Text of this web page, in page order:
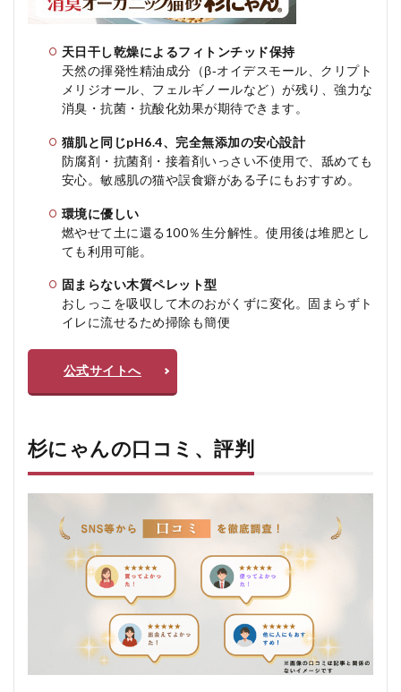
期購
入の
価格
（税
込・
送料
込）
3.4
別商
品・
限定
商品
3.5
🎯 お
すす
方
3.6
4
ゃん
リッ
✅ メ
リッ
ト
天日干し乾燥によるフィトンチッド保持
天然の揮発性精油成分（β‑オイデスモール、クリプト
メリジオール、フェルギノールなど）が残り、強力な
消臭・抗菌・抗酸化効果が期待できます。
猫肌と同じpH6.4、完全無添加の安心設計
防腐剤・抗菌剤・接着剤いっさい不使用で、舐めても
安心。敏感肌の猫や誤食癖がある子にもおすすめ 。
環境に優しい
燃やせて土に還る100％生分解性。使用後は堆肥とし
ても利用可能。
固まらない木質ペレット型
おしっこを吸収して木のおがくずに変化。固まらずト
イレに流せるため掃除も簡便
公式サイトへ
杉にゃんの口コミ、評判